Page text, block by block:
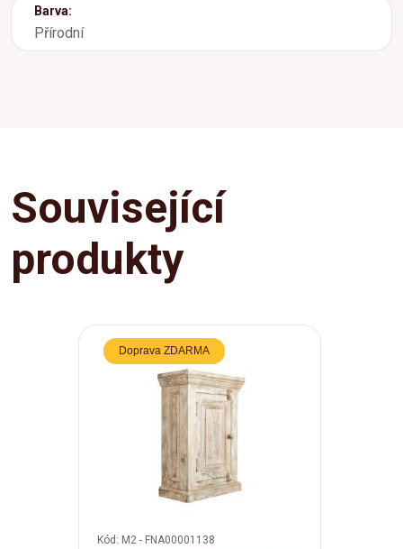
Barva:
Přírodní
Související
produkty
Doprava ZDARMA
Kód: M2 - FNA00001138